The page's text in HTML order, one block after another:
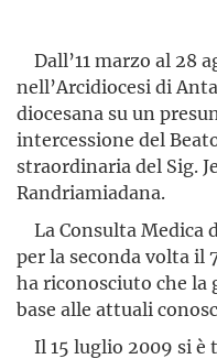
Dall’11 marzo al 28
nell’Arci­diocesi di
diocesana su un
intercessione del
straordinaria del Sig.
Randriamiadana.
La Consulta Medica
per la seconda volta il
ha riconosciuto che la
base alle attuali
Il 15 luglio 2009 si è